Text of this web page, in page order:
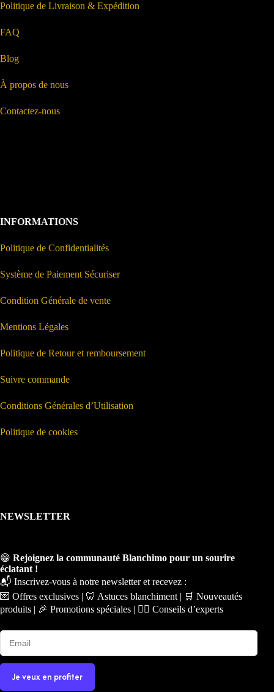
Politique de Livraison & Expédition
FAQ
Blog
À propos de nous
Contactez-nous
INFORMATIONS
Politique de Confidentialités
Système de Paiement Sécuriser
Condition Générale de vente
Mentions Légales
Politique de Retour et remboursement
Suivre commande
Conditions Générales d’Utilisation
Politique de cookies
NEWSLETTER
😁 Rejoignez la communauté Blanchimo pour un sourire
éclatant !
📬 Inscrivez-vous à notre newsletter et recevez :
💌 Offres exclusives | 🦷 Astuces blanchiment | 🛒 Nouveautés
produits | 🎉 Promotions spéciales | 🧑‍⚕️ Conseils d’experts
Je veux en profiter